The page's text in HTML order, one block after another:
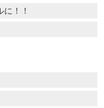
！！